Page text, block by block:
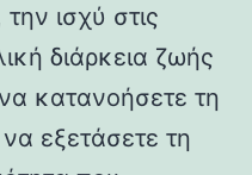
ισχύ στις
διάρκεια ζωής
κατανοήσετε τη
εξετάσετε τη